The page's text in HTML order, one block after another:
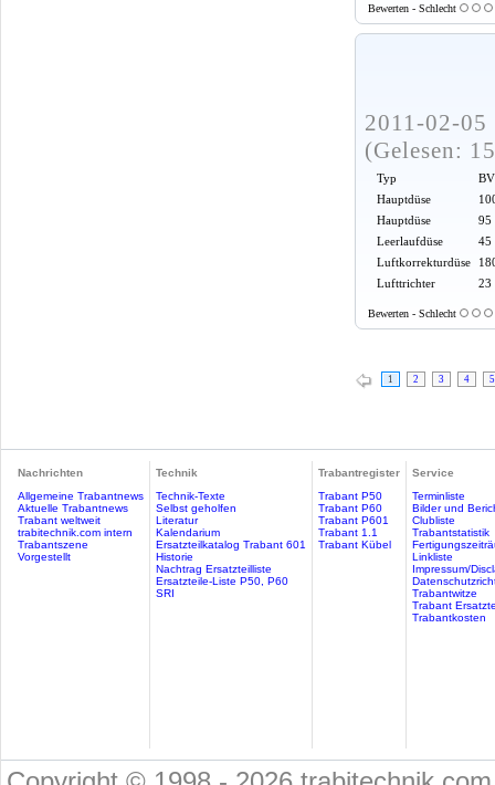
Bewerten - Schlecht
2011-02-
(Gelesen:
Typ
Hauptdüse
Hauptdüse
95
Leerlaufdüse
45
Luftkorrekturdüse
Lufttrichter
23
Bewerten - Schlecht
1 2 3 4 5
Nachrichten
Allgemeine Trabantnews
Aktuelle Trabantnews
Trabant weltweit
trabitechnik.com intern
Trabantszene
Vorgestellt
Technik
Technik-Texte
Selbst geholfen
Literatur
Kalendarium
Ersatzteilkatalog Trabant 601
Historie
Nachtrag Ersatzteilliste
Ersatzteile-Liste P50, P60
SRI
Trabantregister
Trabant P50
Trabant P60
Trabant P601
Trabant 1.1
Trabant Kübel
Service
Terminliste
Bilder und
Clubliste
Trabantstatistik
Linkliste
Impressum/
Trabantwitze
Trabant
Trabantkosten